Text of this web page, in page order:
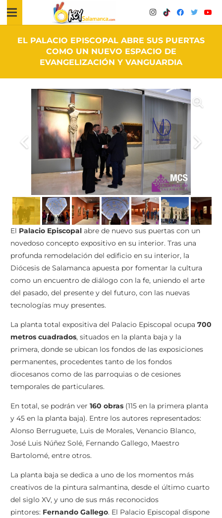
EL PALACIO EPISCOPAL ABRE SUS PUERTAS
COMO UN NUEVO ESPACIO DE
EVANGELIZACIÓN Y VANGUARDIA
El Palacio Episcopal abre de nuevo sus puertas con un
novedoso concepto expositivo en su interior. Tras una
profunda remodelación del edificio en su interior, la
Diócesis de Salamanca apuesta por fomentar la cultura
como un encuentro de diálogo con la fe, uniendo el arte
del pasado, del presente y del futuro, con las nuevas
tecnologías muy presentes.
La planta total expositiva del Palacio Episcopal ocupa 700
metros cuadrados, situados en la planta baja y la
primera, donde se ubican los fondos de las exposiciones
permanentes, procedentes tanto de los fondos
diocesanos como de las parroquias o de cesiones
temporales de particulares.
En total, se podrán ver 160 obras (115 en la primera planta
y 45 en la planta baja). Entre los autores representados:
Alonso Berruguete, Luis de Morales, Venancio Blanco,
José Luis Núñez Solé, Fernando Gallego, Maestro
Bartolomé, entre otros.
La planta baja se dedica a uno de los momentos más
creativos de la pintura salmantina, desde el último cuarto
del siglo XV, y uno de sus más reconocidos
pintores: Fernando Gallego. El Palacio Episcopal dispone